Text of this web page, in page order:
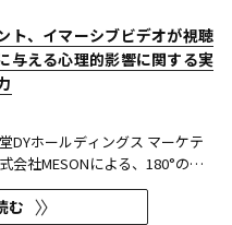
ト、イマーシブビデオが視聴
与える心理的影響に関する実
DYホールディングス マーケテ
会社MESONによる、180°の視
ブビデオ）を実験刺激に用い
論文が2026年6月8日にarXivで
む